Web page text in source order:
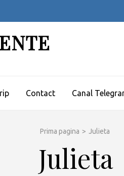
Contact Canal
Prima pagina > Julieta
Julieta